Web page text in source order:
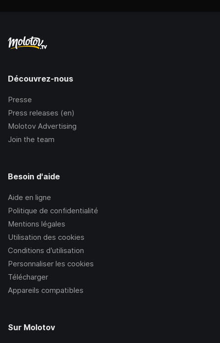
Découvrez-nous
Presse
Press releases (en)
Molotov Advertising
Join the team
Besoin d'aide
Aide en ligne
Politique de confidentialité
Mentions légales
Utilisation des cookies
Conditions d’utilisation
Personnaliser les cookies
Télécharger
Appareils compatibles
Sur Molotov